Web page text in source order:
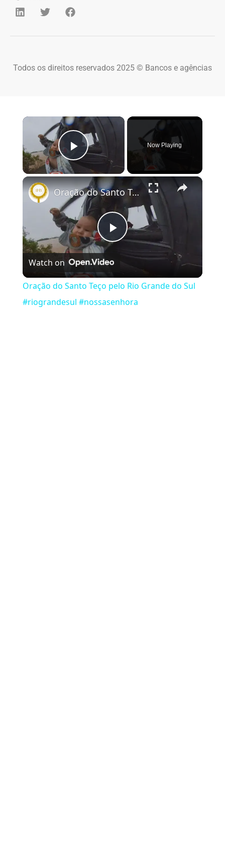
Todos os direitos reservados 2025 © Bancos e agências
×
Play Video
Now Playing
×
Play Video
Oração do Santo Teço pelo Rio Grande do Sul #riograndesul #nossasenhora
Watch on
Oração do Santo Teço pelo Rio Grande do Sul
#riograndesul #nossasenhora